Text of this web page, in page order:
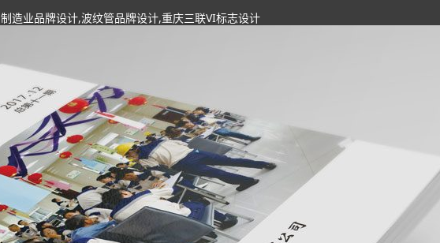
制造业品牌设计,波纹管品牌设计,重庆三联VI标志设计